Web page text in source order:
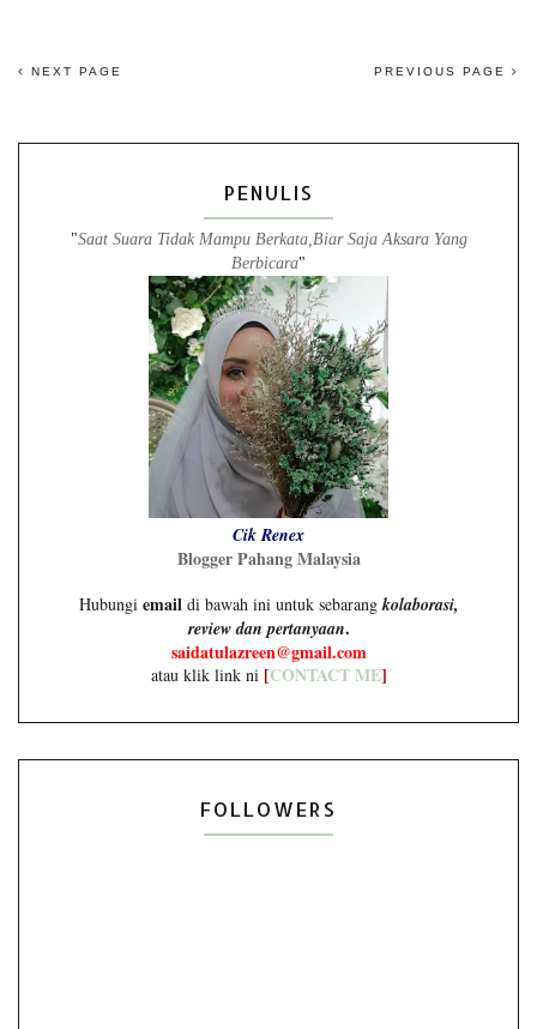
NEXT PAGE PREVIOUS PAGE
PENULIS
"Saat Suara Tidak Mampu Berkata,Biar Saja Aksara Yang
Berbicara"
Cik Renex
Blogger Pahang Malaysia
Hubungi emaildi bawah ini untuk sebarangkolaborasi,
review dan pertanyaan.
saidatulazreen@gmail.com
atau klik link ni [CONTACT ME]
FOLLOWERS